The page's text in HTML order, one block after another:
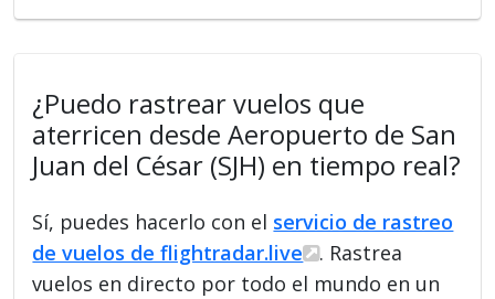
¿Puedo rastrear vuelos que
aterricen desde Aeropuerto de San
Juan del César (SJH) en tiempo real?
Sí, puedes hacerlo con el servicio de rastreo
de vuelos de flightradar.live
. Rastrea
vuelos en directo por todo el mundo en un